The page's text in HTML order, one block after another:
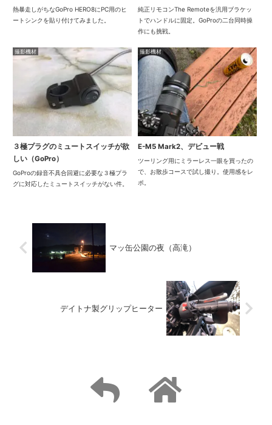
熱暴走しがちなGoPro HERO8にPC用のヒ
ートシンクを貼り付けてみました。
純正リモコンThe Remoteを汎用ブラケッ
トでハンドルに固定。GoProの二台同時操
作にも挑戦。
撮影機材
３極プラグのミュートスイッチが欲
しい（GoPro）
GoProの録音不具合回避に必要な３極プラ
グに対応したミュートスイッチがない件。
撮影機材
E-M5 Mark2、デビュー戦
ツーリング用にミラーレス一眼を買ったの
で、お散歩コースで試し撮り。使用感をレ
ポ。
マッ缶公園の夜（高滝）
デイトナ製グリップヒーター